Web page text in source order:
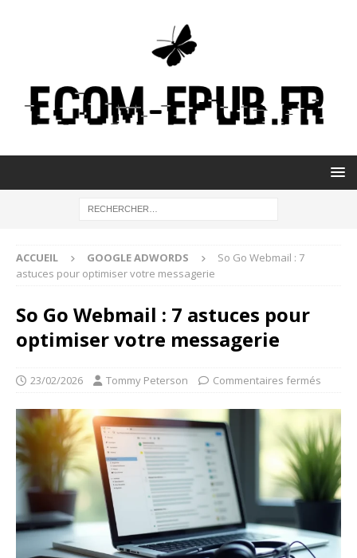
ACCUEIL GOOGLE ADWORDS
So Go Webmail : 7
astuces pour optimiser votre messagerie
So Go Webmail : 7 astuces pour
optimiser votre messagerie
23/02/2026 Tommy Peterson Commentaires fermés